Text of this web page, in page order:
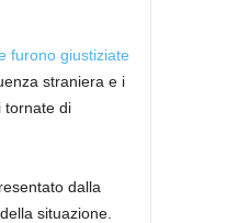
furono giustiziate
straniera e i
tornate di
dalla
situazione.